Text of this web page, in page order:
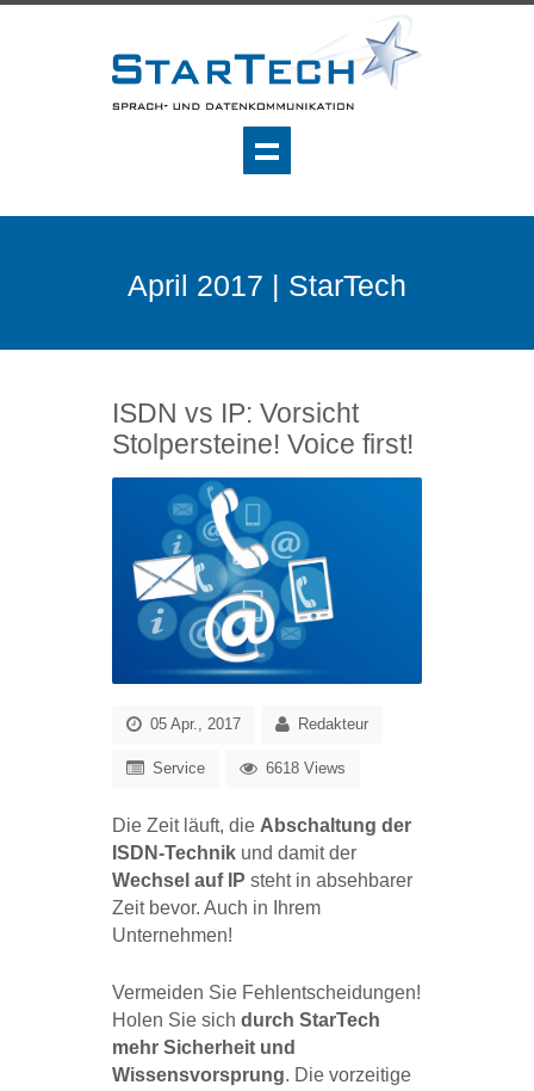
April 2017 | StarTech
ISDN vs IP: Vorsicht
Stolpersteine! Voice first!
05 Apr., 2017 Redakteur
Service 6618 Views
Die Zeit läuft, die Abschaltung der
ISDN-Technik und damit der
Wechsel auf IP steht in absehbarer
Zeit bevor. Auch in Ihrem
Unternehmen!
Vermeiden Sie Fehlentscheidungen!
Holen Sie sich durch StarTech
mehr Sicherheit und
Wissensvorsprung. Die vorzeitige